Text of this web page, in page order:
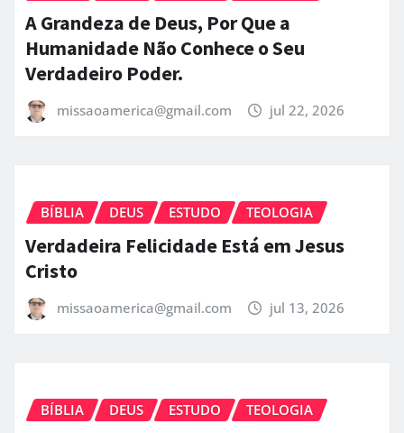
A Grandeza de Deus, Por Que a
Humanidade Não Conhece o Seu
Verdadeiro Poder.
missaoamerica@gmail.com jul 22, 2026
BÍBLIA DEUS ESTUDO TEOLOGIA
Verdadeira Felicidade Está em Jesus
Cristo
missaoamerica@gmail.com jul 13, 2026
BÍBLIA DEUS ESTUDO TEOLOGIA